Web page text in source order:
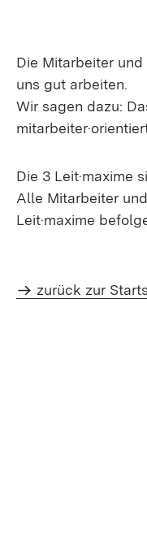
Die Mitarbeiter
uns gut arbeiten.
Wir sagen dazu:
Die 3 Leit·maxime
Alle Mitarbeiter
Leit·maxime
zurück zur